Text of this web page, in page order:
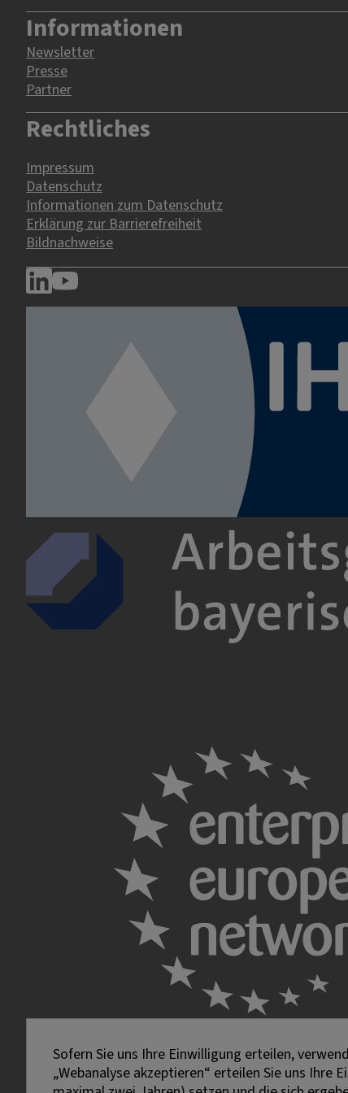
Informationen
Newsletter
Presse
Partner
Rechtliches
Impressum
Datenschutz
Informationen zum Datenschutz
Erklärung zur Barrierefreiheit
Bildnachweise
Sofern Sie uns Ihre Einwilligung erteilen,
„Webanalyse akzeptieren“ erteilen Sie uns